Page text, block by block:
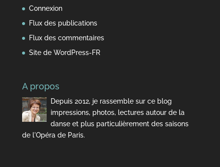
Connexion
Flux des publications
Flux des commentaires
Site de WordPress-FR
A propos
Depuis 2012, je rassemble sur ce blog
impressions, photos, lectures autour de la
danse et plus particulièrement des saisons
de l'Opéra de Paris.